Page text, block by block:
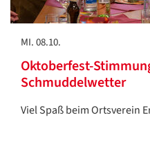
MI. 08.10.
Oktoberfest-
Schmuddelwetter
Viel Spaß beim Ortsverein